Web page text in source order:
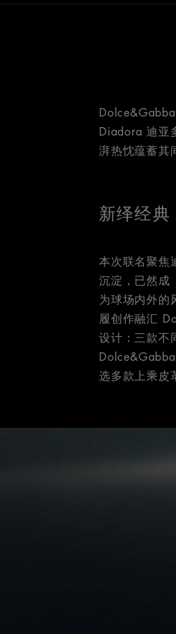
Diadora 迪亚
湃热忱蕴蓄其
新绎经典
本次联名聚焦
沉淀，已然成
为球场内外的
履创作融汇
设计：三款不
选多款上乘皮